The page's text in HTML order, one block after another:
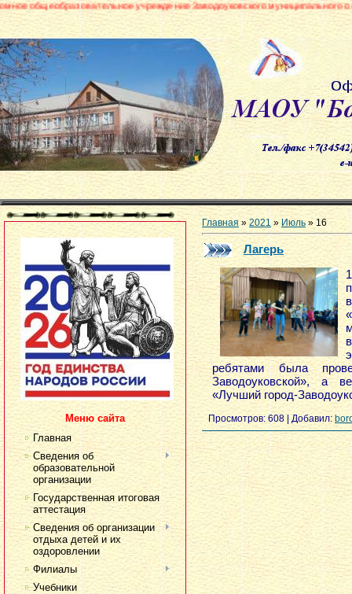
учреждение Заводоуковского муниципального округа
Меню сайта
Главная
Сведения об
образовательной
организации
Государственная итоговая
аттестация
Сведения об организации
отдыха детей и их
оздоровлении
Филиалы
Учебники
Главная »2021 » Июль » 16
Лагерь
ребятами была
Заводоуковской», а
«Лучший город-
Просмотров: 608 |Добавил: